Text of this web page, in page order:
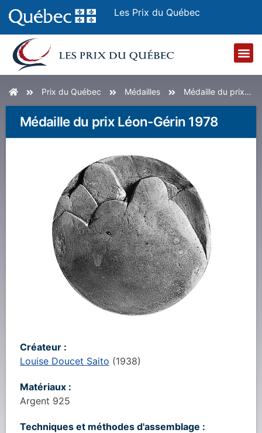
Les Prix du Québec
AccueilPrix du Québec Médailles Médaille du prix Léon-Gérin 1978
Médaille du prix Léon-Gérin 1978
Créateur :
Louise Doucet Saito (1938)
Matériaux :
Argent 925
Techniques et méthodes d'assemblage :